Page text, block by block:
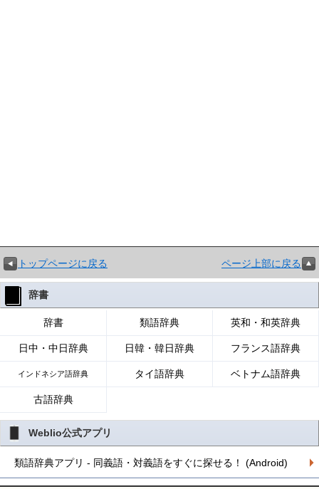
トップページに戻る ページ上部に戻る
辞書
辞書 類語辞典 英和・和英辞典
日中・中日辞典 日韓・韓日辞典 フランス語辞典
インドネシア語辞典 タイ語辞典 ベトナム語辞典
古語辞典
Weblio公式アプリ
類語辞典アプリ - 同義語・対義語をすぐに探せる！ (Android)